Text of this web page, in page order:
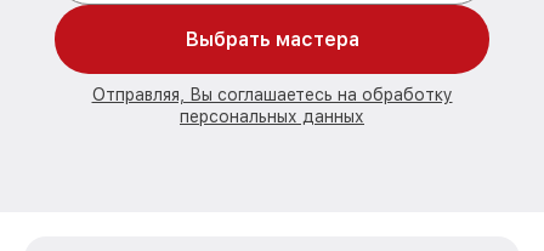
Выбрать мастера
Отправляя, Вы соглашаетесь на обработку
персональных данных